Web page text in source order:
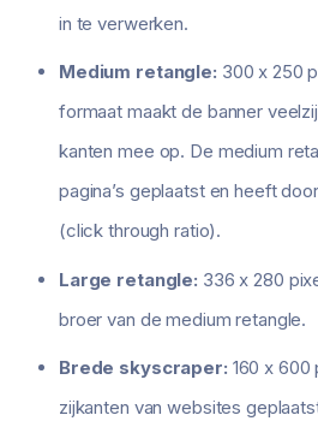
in te verwerken.
Medium retangle: 300 x 250
formaat maakt de banner
kanten mee op. De medium
pagina’s geplaatst en heeft
(click through ratio).
Large retangle: 336 x 280
broer van de medium retangle.
Brede skyscraper: 160 x 600
zijkanten van websites